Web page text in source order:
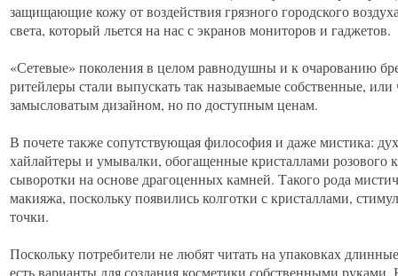
защищающие кожу от воздействия грязного городского
света, который льется на нас с экранов мониторов и гаджетов.
«Сетевые» поколения в целом равнодушны и к очарованию
ритейлеры стали выпускать так называемые собственные,
замысловатым дизайном, но по доступным ценам.
В почете также сопутствующая философия и даже мистика:
хайлайтеры и умывалки, обогащенные кристаллами розового
сыворотки на основе драгоценных камней. Такого рода
макияжа, поскольку появились колготки с кристаллами,
точки.
Поскольку потребители не любят читать на упаковках
есть варианты для создания косметики собственными